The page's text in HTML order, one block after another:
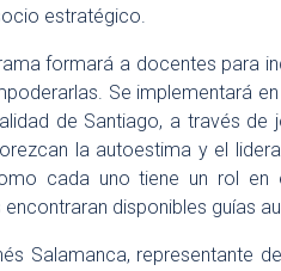
estratégico.
formará a docentes para
Se implementará
de Santiago, a través
la autoestima y el
cada uno tiene un rol en
encontraran disponibles guías
Salamanca, representante